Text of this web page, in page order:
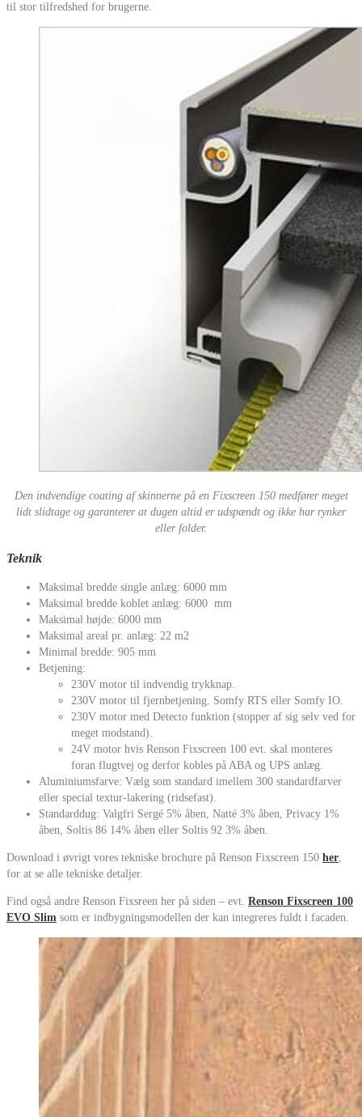
til stor tilfredshed for brugerne.
Den indvendige coating af skinnerne på en Fixscreen 150 medfører meget
lidt slidtage og garanterer at dugen altid er udspændt og ikke har rynker
eller folder.
Teknik
Maksimal bredde single anlæg: 6000 mm
Maksimal bredde koblet anlæg: 6000 mm
Maksimal højde: 6000 mm
Maksimal areal pr. anlæg: 22 m2
Minimal bredde: 905 mm
Betjening:
230V motor til indvendig trykknap.
230V motor til fjernbetjening. Somfy RTS eller Somfy IO.
230V motor med Detecto funktion (stopper af sig selv ved for
meget modstand).
24V motor hvis Renson Fixscreen 100 evt. skal monteres
foran flugtvej og derfor kobles på ABA og UPS anlæg.
Aluminiumsfarve: Vælg som standard imellem 300 standardfarver
eller special textur-lakering (ridsefast).
Standarddug: Valgfri Sergé 5% åben, Natté 3% åben, Privacy 1%
åben, Soltis 86 14% åben eller Soltis 92 3% åben.
Download i øvrigt vores tekniske brochure på Renson Fixscreen 150 her
for at se alle tekniske detaljer.
Find også andre Renson Fixsreen her på siden – evt. Renson Fixscreen 100
EVO Slim som er indbygningsmodellen der kan integreres fuldt i facaden.